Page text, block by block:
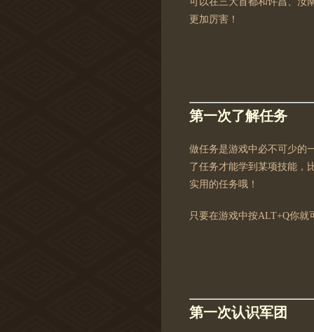
更加厉害！
第一次了解任务
做任务是游戏中必不可少的
了任务才能学到某项技能，
实用的任务哦！
只要在游戏中按ALT+Q你
第一次认识军团